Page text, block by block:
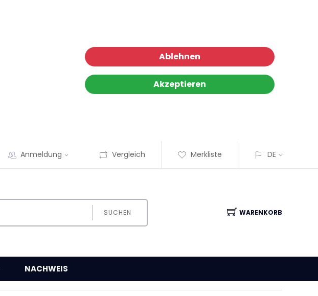
Ablehnen
Akzeptieren
Anmeldung Vergleich Merkliste DE
SUCHEN WARENKORB
NACHWEIS